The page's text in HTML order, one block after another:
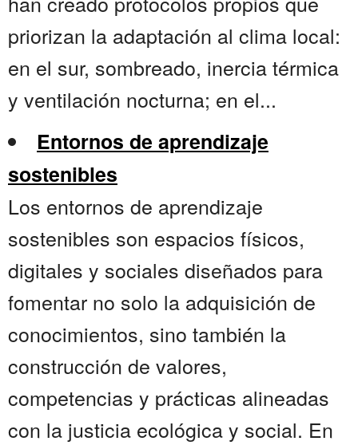
priorizan la adaptación al clima local:
en el sur, sombreado, inercia térmica
y ventilación nocturna; en el...
Entornos de aprendizaje
sostenibles
Los entornos de aprendizaje
sostenibles son espacios físicos,
digitales y sociales diseñados para
fomentar no solo la adquisición de
conocimientos, sino también la
construcción de valores,
competencias y prácticas alineadas
con la justicia ecológica y social. En